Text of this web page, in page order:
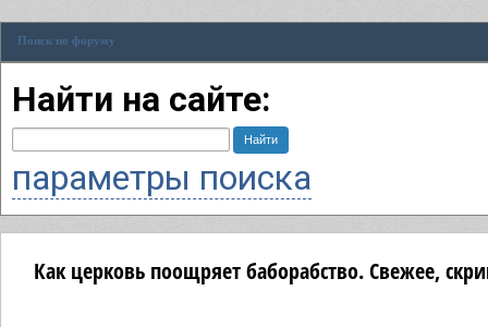
РАЗДЕЛ: Разное
Поиск по форуму
Найти на сайте:
параметры поиска
Как церковь поощряет баборабство. Свежее,